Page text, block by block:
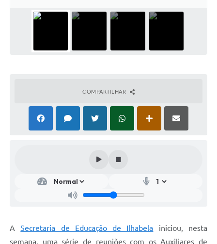
COMPARTILHAR
ASecretaria de Educação de Ilhabela iniciou, nesta
semana, uma série de reuniões com os Auxiliares de